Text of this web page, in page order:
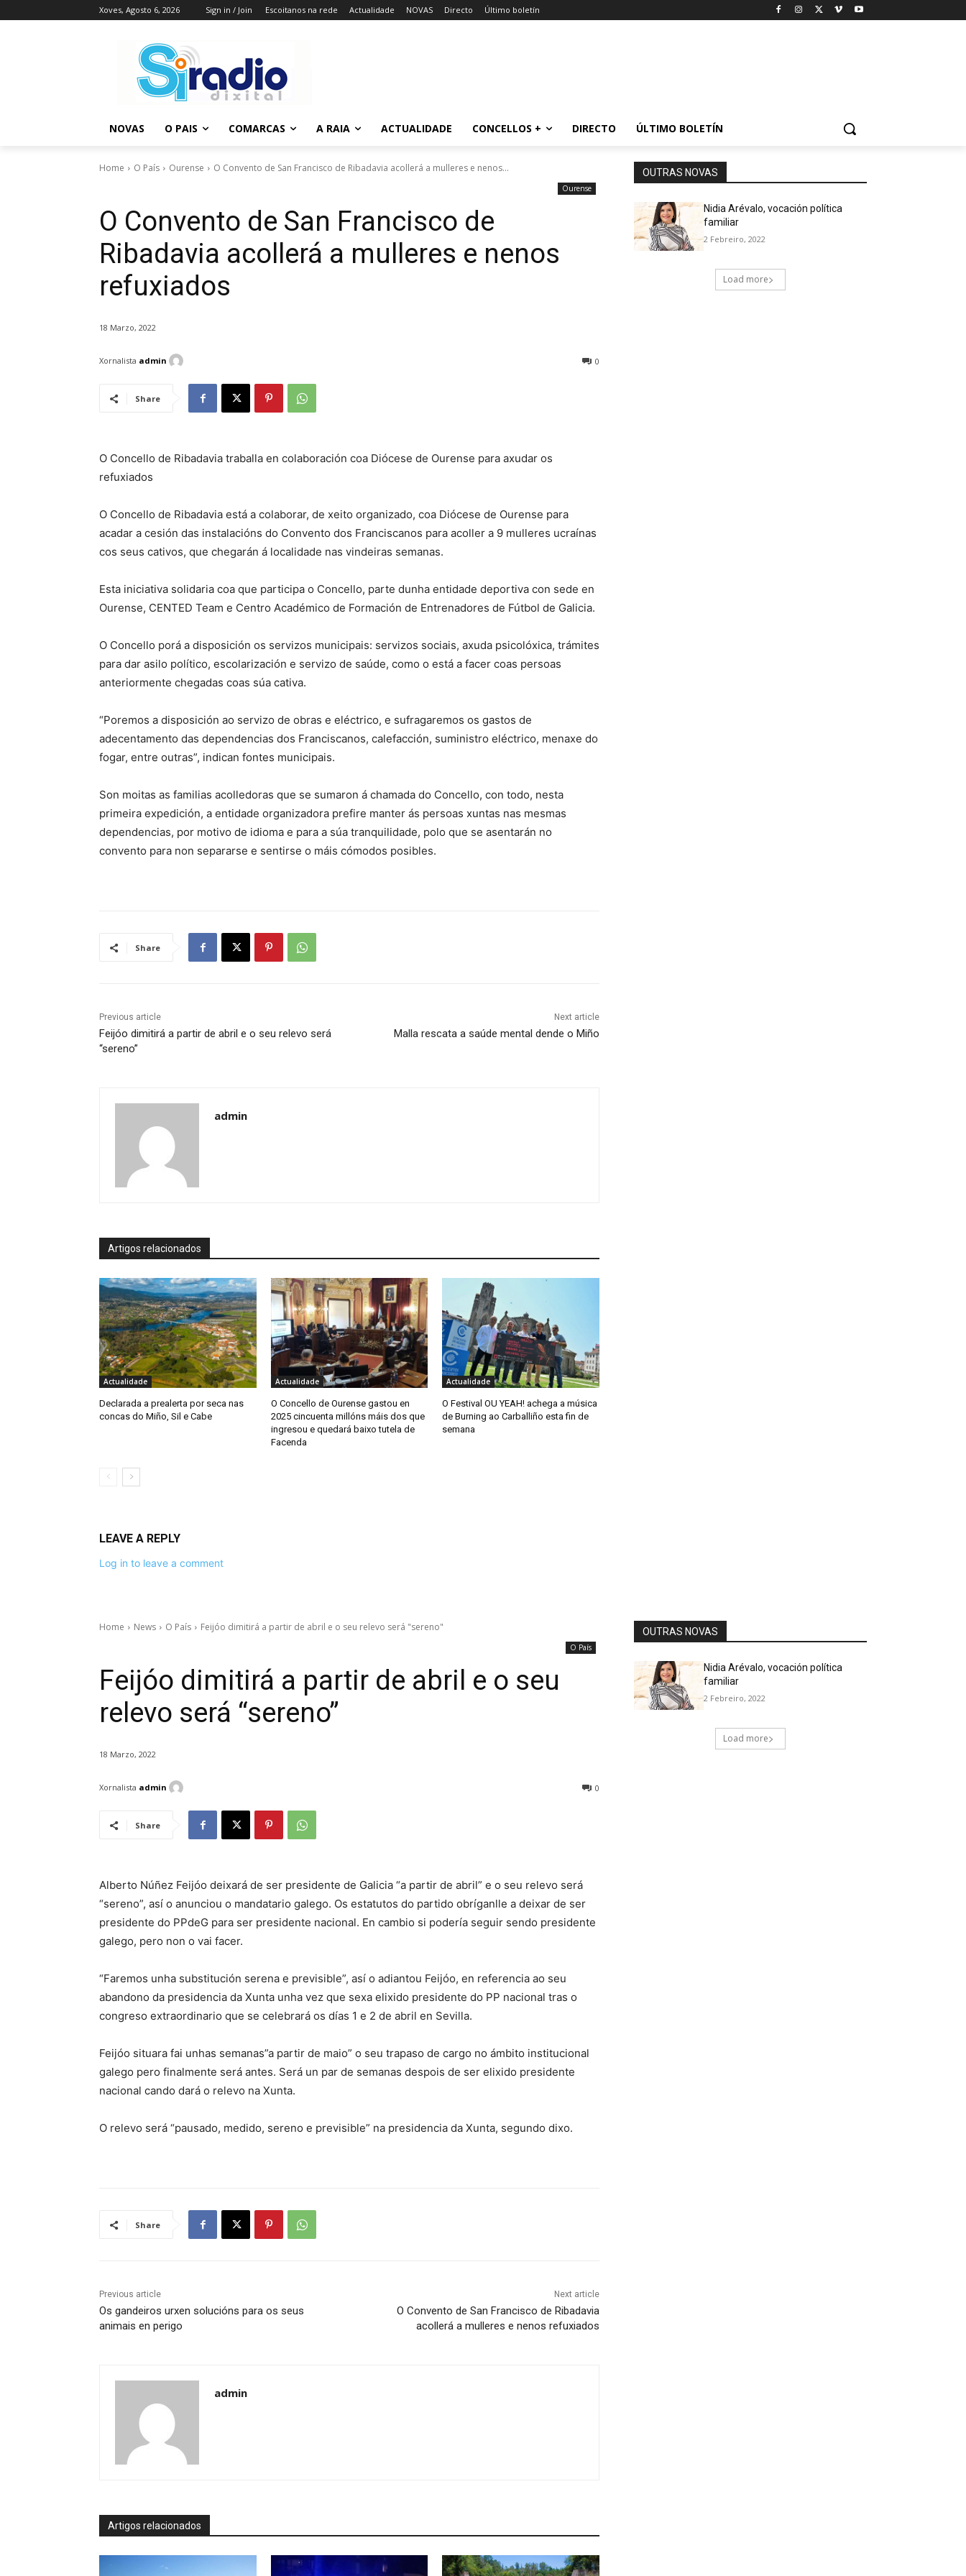
Xoves, Agosto 6, 2026 Sign in / Join Escoitanos na rede Actualidade NOVAS Directo Último boletín
NOVAS O PAIS COMARCAS A RAIA ACTUALIDADE CONCELLOS + DIRECTO ÚLTIMO BOLETÍN
Home O País Ourense O Convento de San Francisco de Ribadavia acollerá a mulleres e nenos...
Ourense
O Convento de San Francisco de
Ribadavia acollerá a mulleres e nenos
refuxiados
18 Marzo, 2022
0
Xornalista admin
Share
O Concello de Ribadavia traballa en colaboración coa Diócese de Ourense para axudar os
refuxiados
O Concello de Ribadavia está a colaborar, de xeito organizado, coa Diócese de Ourense para
acadar a cesión das instalacións do Convento dos Franciscanos para acoller a 9 mulleres ucraínas
cos seus cativos, que chegarán á localidade nas vindeiras semanas.
Esta iniciativa solidaria coa que participa o Concello, parte dunha entidade deportiva con sede en
Ourense, CENTED Team e Centro Académico de Formación de Entrenadores de Fútbol de Galicia.
O Concello porá a disposición os servizos municipais: servizos sociais, axuda psicolóxica, trámites
para dar asilo político, escolarización e servizo de saúde, como o está a facer coas persoas
anteriormente chegadas coas súa cativa.
“Poremos a disposición ao servizo de obras e eléctrico, e sufragaremos os gastos de
adecentamento das dependencias dos Franciscanos, calefacción, suministro eléctrico, menaxe do
fogar, entre outras”, indican fontes municipais.
Son moitas as familias acolledoras que se sumaron á chamada do Concello, con todo, nesta
primeira expedición, a entidade organizadora prefire manter ás persoas xuntas nas mesmas
dependencias, por motivo de idioma e para a súa tranquilidade, polo que se asentarán no
convento para non separarse e sentirse o máis cómodos posibles.
Share
Previous article
Feijóo dimitirá a partir de abril e o seu relevo será
“sereno”
Next article
Malla rescata a saúde mental dende o Miño
admin
Artigos relacionados
Actualidade
Declarada a prealerta por seca nas
concas do Miño, Sil e Cabe
Actualidade
O Concello de Ourense gastou en
2025 cincuenta millóns máis dos que
ingresou e quedará baixo tutela de
Facenda
Actualidade
O Festival OU YEAH! achega a música
de Burning ao Carballiño esta fin de
semana
LEAVE A REPLY
Log in to leave a comment
OUTRAS NOVAS
Nidia Arévalo, vocación política
familiar
2 Febreiro, 2022
Load more